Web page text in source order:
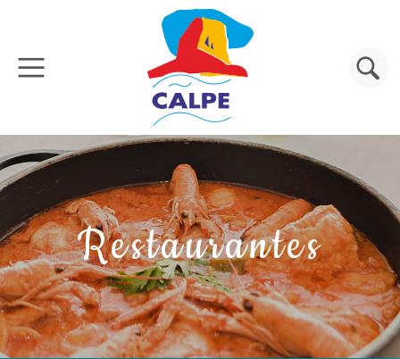
Pasar al contenido principal
Buscar
Restaurantes